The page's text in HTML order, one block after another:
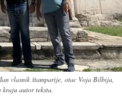
vlasnik štamparije, otac Voja Bilbija,
autor teksta.